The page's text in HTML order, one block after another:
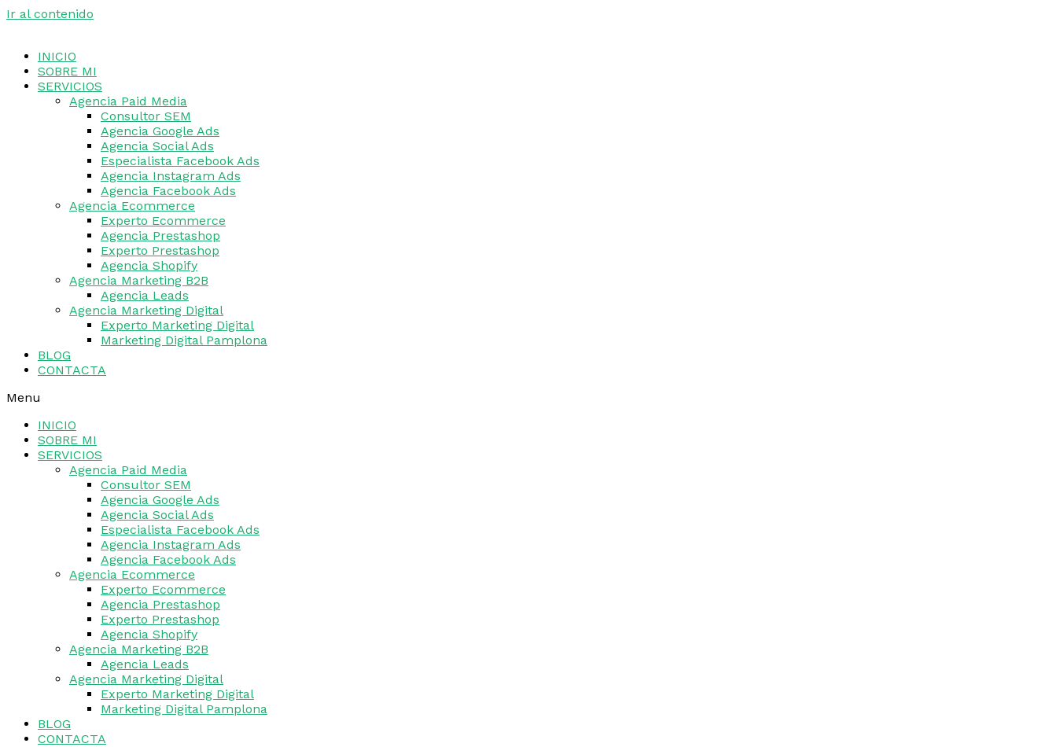
Ir al contenido
INICIO
SOBRE MI
SERVICIOS
Agencia Paid Media
Consultor SEM
Agencia Google Ads
Agencia Social Ads
Especialista Facebook Ads
Agencia Instagram Ads
Agencia Facebook Ads
Agencia Ecommerce
Experto Ecommerce
Agencia Prestashop
Experto Prestashop
Agencia Shopify
Agencia Marketing B2B
Agencia Leads
Agencia Marketing Digital
Experto Marketing Digital
Marketing Digital Pamplona
BLOG
CONTACTA
Menu
INICIO
SOBRE MI
SERVICIOS
Agencia Paid Media
Consultor SEM
Agencia Google Ads
Agencia Social Ads
Especialista Facebook Ads
Agencia Instagram Ads
Agencia Facebook Ads
Agencia Ecommerce
Experto Ecommerce
Agencia Prestashop
Experto Prestashop
Agencia Shopify
Agencia Marketing B2B
Agencia Leads
Agencia Marketing Digital
Experto Marketing Digital
Marketing Digital Pamplona
BLOG
CONTACTA